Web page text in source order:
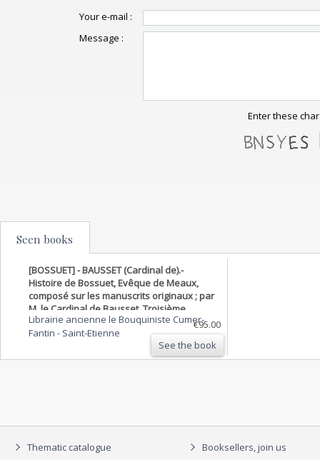
Your e-mail :
Message :
Enter these
Seen books
[BOSSUET] - BAUSSET (Cardinal de).-
Histoire de Bossuet, Evêque de Meaux,
composé sur les manuscrits originaux ; par
M. le Cardinal de Bausset. Troisième
édition, revue et corrigée, avec une table
générale des matières.
Librairie ancienne le Bouquiniste Cumer-
Fantin - Saint-Etienne
€95.00
See the book
Thematic catalogue
Booksellers, join us